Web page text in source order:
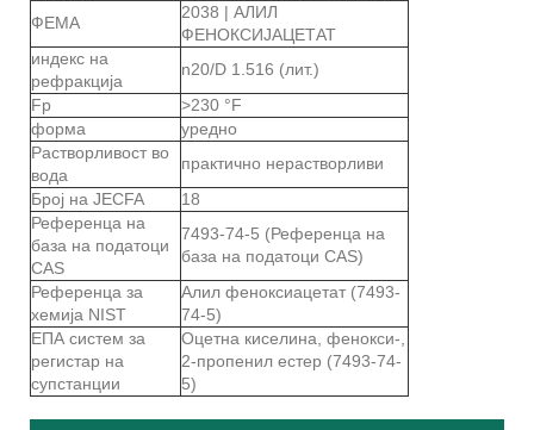
ФЕМА
2038 | АЛИЛ
ФЕНОКСИЈАЦЕТАТ
индекс на
рефракција
n20/D 1.516 (лит.)
Fp
>230 °F
форма
уредно
Растворливост во
вода
практично нерастворливи
Број на JECFA
18
Референца на
база на податоци
CAS
7493-74-5 (Референца на
база на податоци CAS)
Референца за
хемија NIST
Алил феноксиацетат (7493-
74-5)
ЕПА систем за
регистар на
супстанции
Оцетна киселина, фенокси-,
2-пропенил естер (7493-74-
5)